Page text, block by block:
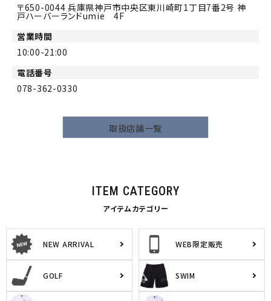
650-0044 兵庫県神戸市中央区東川崎町1丁目7番2号 神
戸ハーバーランドumie 4F
営業時間
10:00-21:00
電話番号
078-362-0330
取扱店舗一覧
ITEM CATEGORY
アイテムカテゴリー
NEW ARRIVAL WEB限定販売
GOLF SWIM